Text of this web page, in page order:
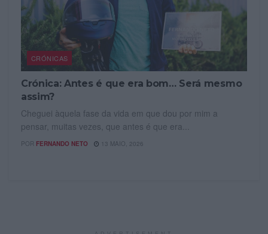
CRÓNICAS
Crónica: Antes é que era bom… Será mesmo
assim?
Cheguei àquela fase da vida em que dou por mim a
pensar, muitas vezes, que antes é que era...
POR FERNANDO NETO 13 MAIO, 2026